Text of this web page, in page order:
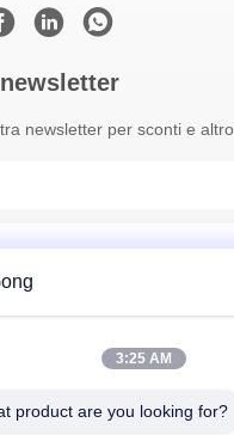
newsletter per sconti e altro.
3:25 AM
product are you looking for?